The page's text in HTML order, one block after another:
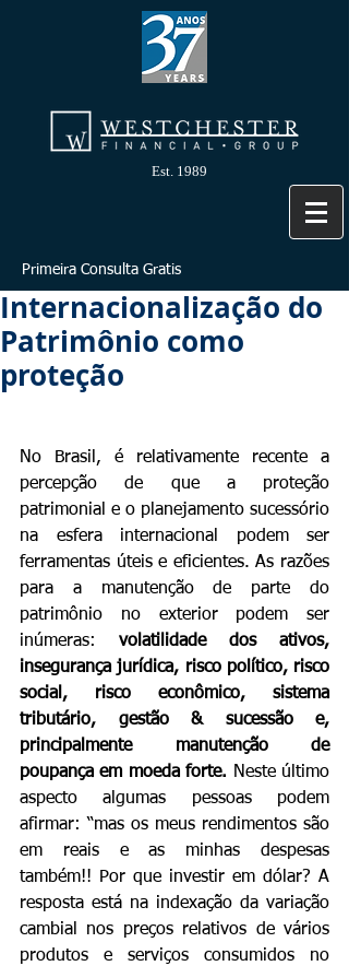
Est. 1989
Primeira Consulta Gratis
Internacionalização do
Patrimônio como
proteção
No Brasil, é relativamente recente a
percepção de que a proteção
patrimonial e o planejamento sucessório
na esfera internacional podem ser
ferramentas úteis e eficientes. As razões
para a manutenção de parte do
patrimônio no exterior podem ser
inúmeras: volatilidade dos ativos,
insegurança jurídica, risco político, risco
social, risco econômico, sistema
tributário, gestão & sucessão e,
principalmente manutenção de
poupança em moeda forte.
Neste último
aspecto algumas pessoas podem
afirmar: “mas os meus rendimentos são
em reais e as minhas despesas
também!! Por que investir em dólar? A
resposta está na indexação da variação
cambial nos preços relativos de vários
produtos e serviços consumidos no